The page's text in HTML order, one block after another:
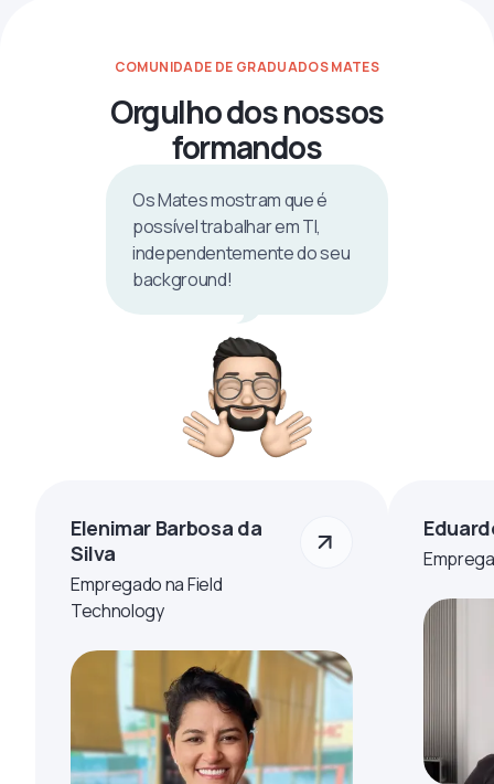
COMUNIDADE DE GRADUADOS MATES
Orgulho dos nossos
formandos
Os Mates mostram que é
possível trabalhar em TI,
independentemente do seu
background!
Elenimar Barbosa da
Silva
Empregado na Field
Technology